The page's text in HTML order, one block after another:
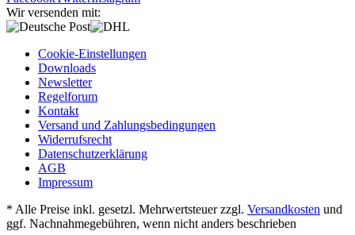
Wir versenden mit:
Cookie-Einstellungen
Downloads
Newsletter
Regelforum
Kontakt
Versand und Zahlungsbedingungen
Widerrufsrecht
Datenschutzerklärung
AGB
Impressum
* Alle Preise inkl. gesetzl. Mehrwertsteuer zzgl. Versandkosten und
ggf. Nachnahmegebühren, wenn nicht anders beschrieben